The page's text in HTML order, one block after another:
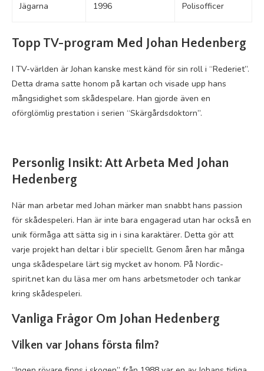
Jägarna 1996 Polisofficer
Topp TV-program Med Johan Hedenberg
I TV-världen är Johan kanske mest känd för sin roll i “Rederiet”.
Detta drama satte honom på kartan och visade upp hans
mångsidighet som skådespelare. Han gjorde även en
oförglömlig prestation i serien “Skärgårdsdoktorn”.
Personlig Insikt: Att Arbeta Med Johan
Hedenberg
När man arbetar med Johan märker man snabbt hans passion
för skådespeleri. Han är inte bara engagerad utan har också en
unik förmåga att sätta sig in i sina karaktärer. Detta gör att
varje projekt han deltar i blir speciellt. Genom åren har många
unga skådespelare lärt sig mycket av honom. På Nordic-
spirit.net kan du läsa mer om hans arbetsmetoder och tankar
kring skådespeleri.
Vanliga Frågor Om Johan Hedenberg
Vilken var Johans första film?